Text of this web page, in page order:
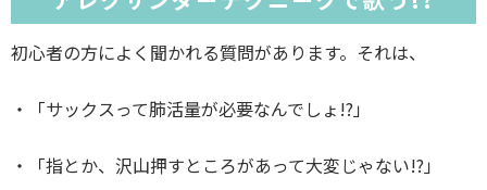
初心者の方によく聞かれる質問があります。それは、
・「サックスって肺活量が必要なんでしょ!?」
・「指とか、沢山押すところがあって大変じゃない!?」